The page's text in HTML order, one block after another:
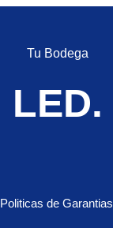
Tu Bodega
LED.
Politicas de Garantias